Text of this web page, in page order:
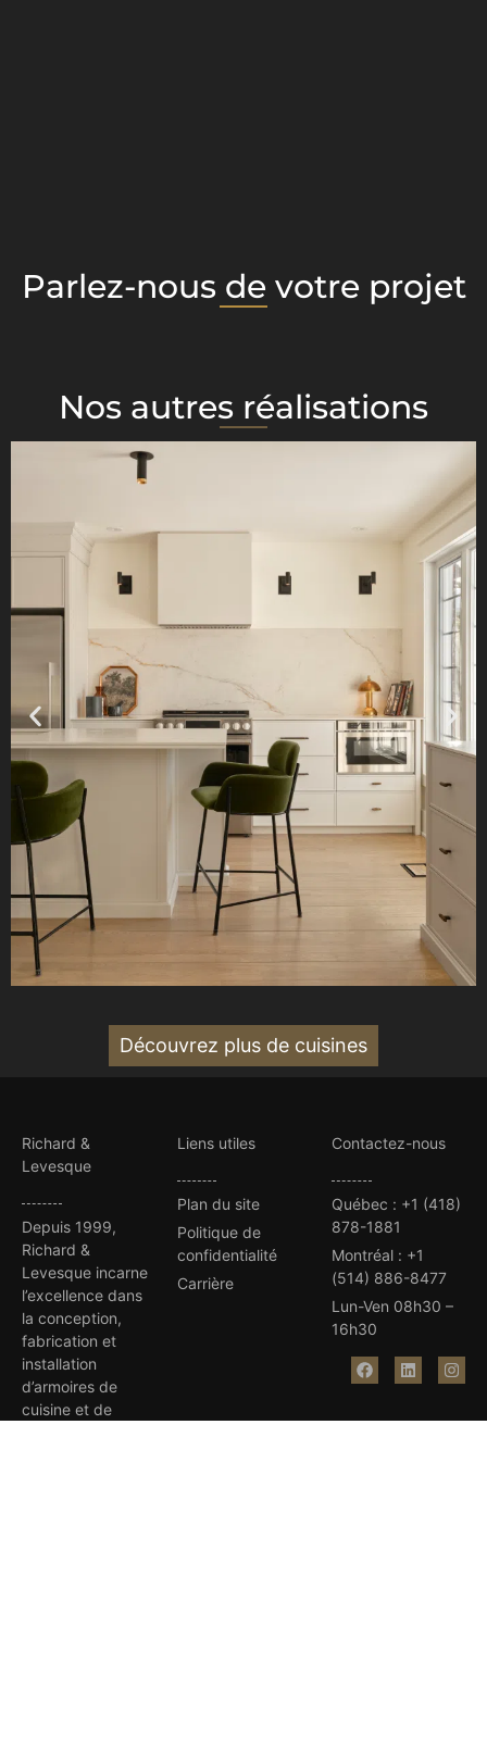
Parlez-nous de votre projet
Nos autres réalisations
Découvrez plus de cuisines
Richard &
Levesque
Depuis 1999,
Richard &
Levesque incarne
l’excellence dans
la conception,
fabrication et
installation
d’armoires de
cuisine et de
Liens utiles
Plan du site
Politique de
confidentialité
Carrière
Contactez-nous
Québec : +1 (418)
878-1881
Montréal : +1
(514) 886-8477
Lun-Ven 08h30 –
16h30